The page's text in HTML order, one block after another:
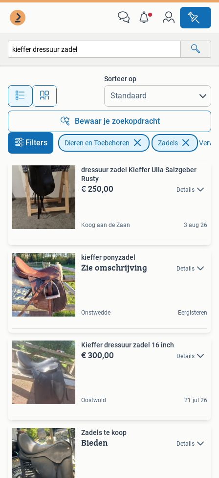
Alle afstanden…
Sorteer op
Bewaar je zoekopdracht
Filters Dieren en Toebehoren Zadels
dressuur zadel Kieffer Ulla Salzgeber
Rusty
€ 250,00 Details
Koog aan de Zaan 3 aug 26
kieffer ponyzadel
Zie omschrijving Details
Onstwedde Eergisteren
Kieffer dressuur zadel 16 inch
€ 300,00 Details
Oostwold 21 jul 26
Zadels te koop
Bieden Details